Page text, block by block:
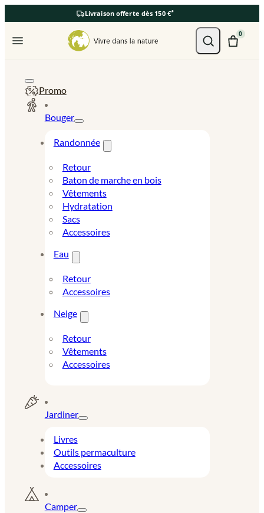
Livraison offerte dès 150 €*
Ouvrir le menu 0
Promo
Bouger
Randonnée
Retour
Baton de marche en bois
Vêtements
Hydratation
Sacs
Accessoires
Eau
Retour
Accessoires
Neige
Retour
Vêtements
Accessoires
Jardiner
Livres
Outils permaculture
Accessoires
Camper